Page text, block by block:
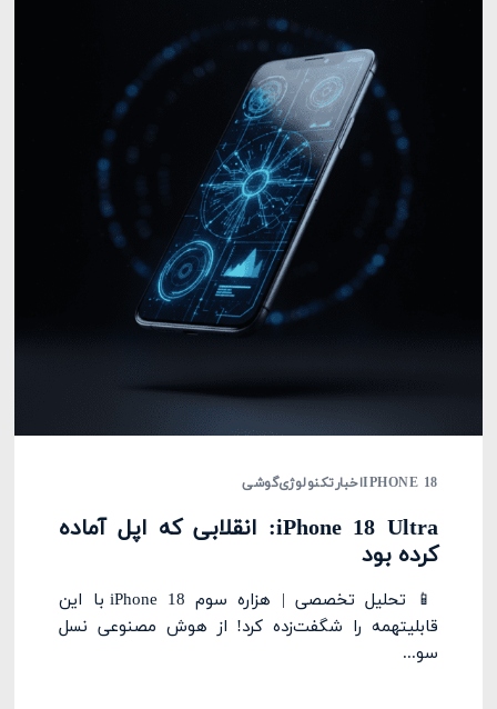
IPHONE 18اخبارتکنولوژیگوشی
iPhone 18 Ultra: انقلابی که اپل آماده
کرده بود
📱 تحلیل تخصصی | هزاره سوم iPhone 18 با این
قابلیتهمه را شگفت‌زده کرد! از هوش مصنوعی نسل
سو...